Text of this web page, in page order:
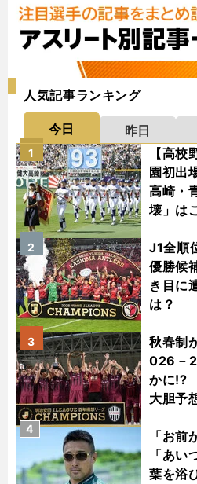
人気記事ランキング
今日 昨日
【高
園初出
高崎・
壊」は
1
J1全順
優勝候
き目に
は？
2
秋春制
026－
かに!?
大胆予
3
「お前
「あい
葉を浴
4